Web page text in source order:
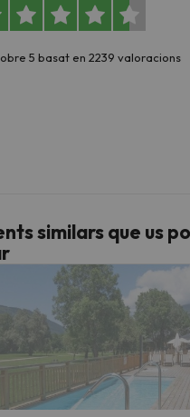
5 basat en 2239 valoracions
similars que us